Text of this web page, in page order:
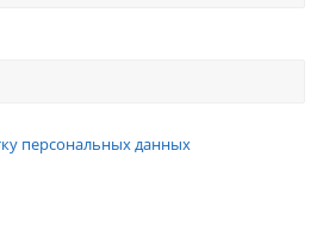
персональных данных